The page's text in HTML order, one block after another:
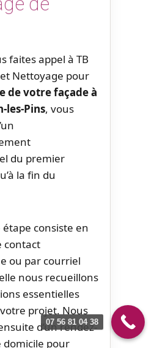
faites appel à TB
Nettoyage pour
de votre façade à
les-Pins, vous
du premier
la fin du
consiste en
contact
ou par courriel
nous recueillons
essentielles
projet. Nous
d’un rendez-
domicile pour
07 56 81 04 38